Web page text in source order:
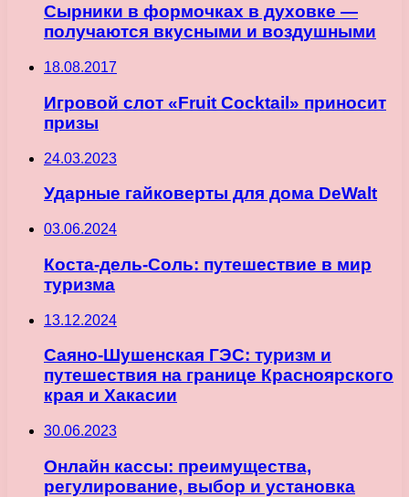
Сырники в формочках в духовке —
получаются вкусными и воздушными
18.08.2017
Игровой слот «Fruit Cocktail» приносит
призы
24.03.2023
Ударные гайковерты для дома DeWalt
03.06.2024
Коста-дель-Соль: путешествие в мир
туризма
13.12.2024
Саяно-Шушенская ГЭС: туризм и
путешествия на границе Красноярского
края и Хакасии
30.06.2023
Онлайн кассы: преимущества,
регулирование, выбор и установка